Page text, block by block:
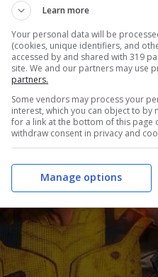
Learn more
Your personal data will be
(cookies, unique identifiers, and
accessed by and shared with 319
site. We and our partners may use
partners.
Some vendors may process your
interest, which you can object to
for a link at the bottom of this page
withdraw consent in privacy and
Manage options